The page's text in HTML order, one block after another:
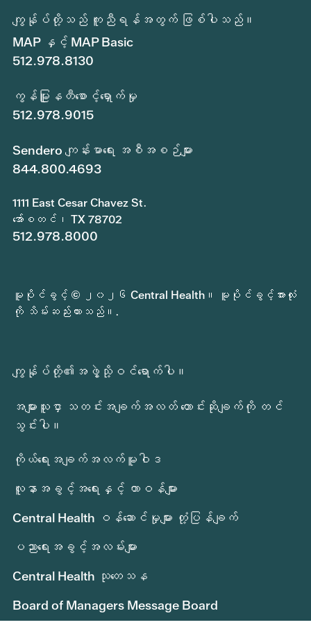
ကျွန်ုပ်တို့သည် ကူညီရန်အတွက် ဖြစ်ပါသည်။
MAP နှင့် MAP Basic
512.978.8130
ကွန်မြူနတီစောင့်ရှောက်မှု
512.978.9015
Sendero ကျန်းမာရေး အစီအစဉ်များ
844.800.4693
1111 East Cesar Chavez St.
အော်စတင်၊ TX 78702
512.978.8000
မူပိုင်ခွင့် © ၂၀၂၆ Central Health။ မူပိုင်ခွင့်အားလုံး
ကို သိမ်းဆည်းထားသည်။.
ကျွန်ုပ်တို့၏အဖွဲ့သို့ဝင်ရောက်ပါ။
အများသူငှာ သတင်းအချက်အလတ် တောင်းဆိုချက်ကို တင်
သွင်းပါ။
ကိုယ်ရေးအချက်အလက်မူဝါဒ
လူနာအခွင့်အရေးနှင့် တာဝန်များ
Central Health ဝန်ဆောင်မှုများ တုံ့ပြန်ချက်
ပညာရေးအခွင့်အလမ်းများ
Central Health သုတေသန
Board of Managers Message Board